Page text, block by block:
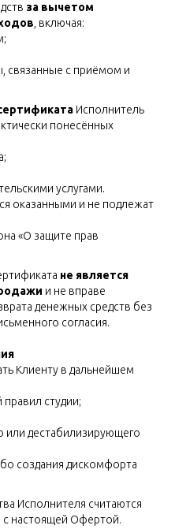
за вычетом
, включая:
связанные с приёмом и
Исполнитель
понесённых
услугами.
оказанными и не подлежат
«О защите прав
не является
и не вправе
денежных средств без
согласия.
Клиенту в дальнейшем
студии;
или дестабилизирующего
создания дискомфорта
Исполнителя считаются
настоящей Офертой.